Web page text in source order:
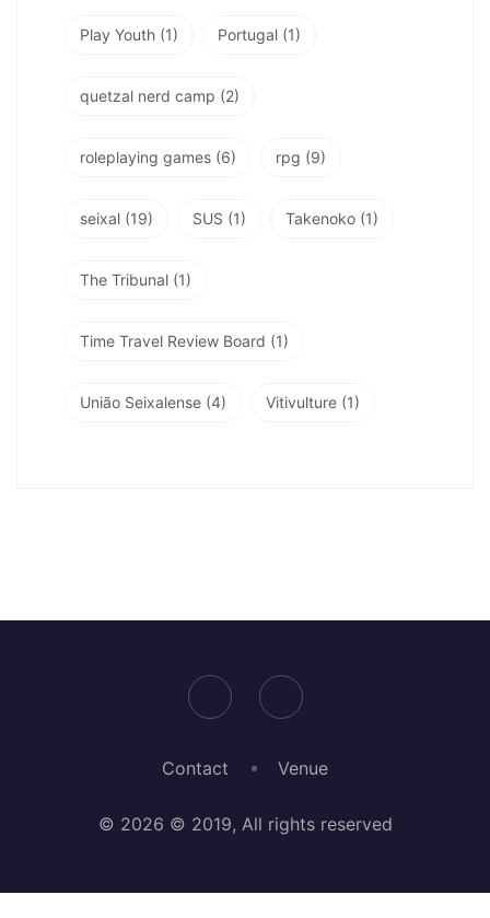
Play Youth (1) Portugal (1)
quetzal nerd camp (2)
roleplaying games (6) rpg (9)
seixal (19) SUS (1) Takenoko (1)
The Tribunal (1)
Time Travel Review Board (1)
União Seixalense (4) Vitivulture (1)
Contact Venue
© 2026 © 2019, All rights reserved